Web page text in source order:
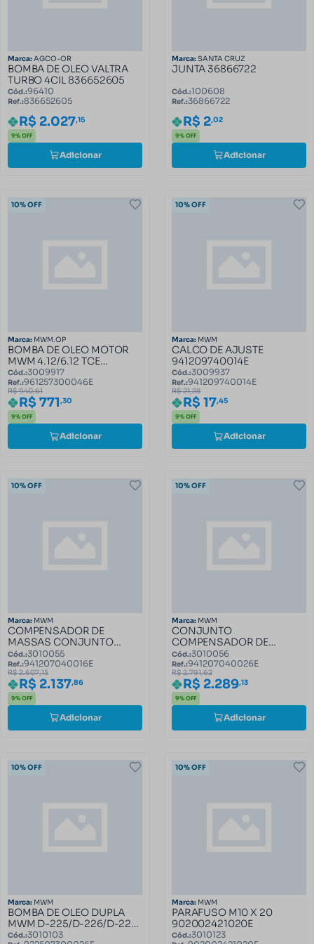
Marca:AGCO-OR
BOMBA DE OLEO VALTRA
TURBO 4CIL 836652605
Cód.:96410
Ref.:836652605
R$ 2.027,15
9% OFF
Adicionar
Marca:SANTA CRUZ
JUNTA 36866722
Cód.:100608
Ref.:36866722
R$ 2,02
9% OFF
Adicionar
10% OFF
Marca: MWM.OP
BOMBA DE OLEO MOTOR
MWM 4.12/6.12 TCE
961257300046E
Cód.:3009917
Ref.:961257300046E
R$ 940,61
R$ 771,30
9% OFF
Adicionar
10% OFF
Marca: MWM
CALCO DE AJUSTE
941209740014E
Cód.:3009937
Ref.:941209740014E
R$ 21,28
R$ 17,45
9% OFF
Adicionar
10% OFF
Marca: MWM
COMPENSADOR DE
MASSAS CONJUNTO
39962 941207040016E
Cód.:3010055
Ref.:941207040016E
R$ 2.607,15
R$ 2.137,86
9% OFF
Adicionar
10% OFF
Marca: MWM
CONJUNTO
COMPENSADOR DE
MASSAS 941207040026E
Cód.:3010056
Ref.:941207040026E
R$ 2.791,62
R$ 2.289,13
9% OFF
Adicionar
10% OFF
Marca: MWM
BOMBA DE OLEO DUPLA
MWM D-225/D-226/D-229
ASPIRADO/TURBINADO
Cód.:3010103
10% OFF
Marca: MWM
PARAFUSO M10 X 20
902002421020E
Cód.:3010123